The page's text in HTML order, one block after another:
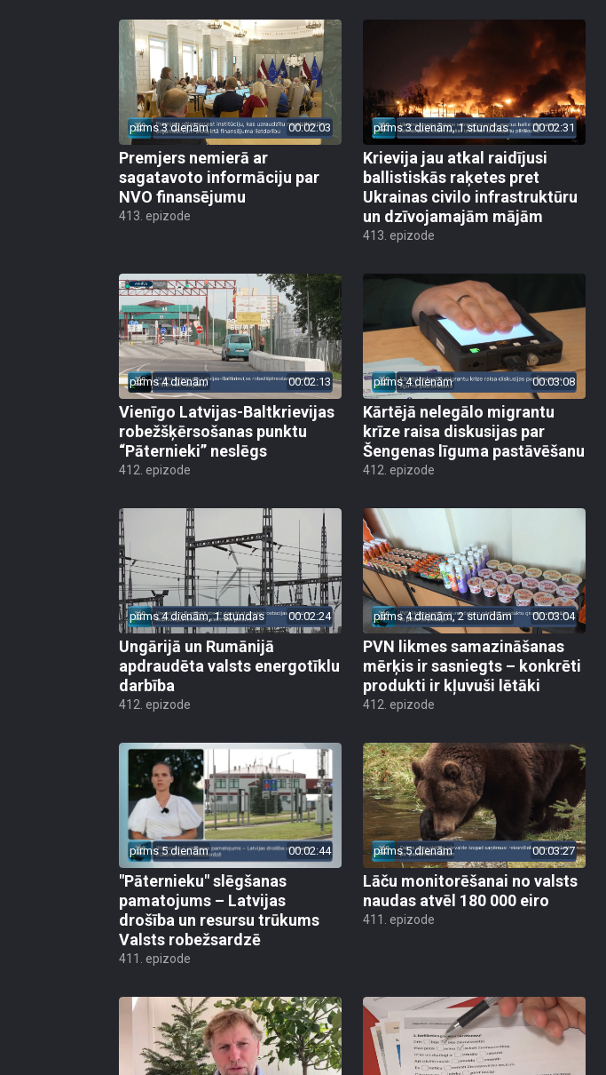
pirms 3 dienām 00:02:03
Premjers nemierā ar
sagatavoto informāciju par
NVO finansējumu
413. epizode
pirms 3 dienām, 1 stundas 00:02:31
Krievija jau atkal raidījusi
ballistiskās raķetes pret
Ukrainas civilo infrastruktūru
un dzīvojamajām mājām
413. epizode
pirms 4 dienām 00:02:13
Vienīgo Latvijas-Baltkrievijas
robežšķērsošanas punktu
“Pāternieki” neslēgs
412. epizode
pirms 4 dienām 00:03:08
Kārtējā nelegālo migrantu
krīze raisa diskusijas par
Šengenas līguma pastāvēšanu
412. epizode
pirms 4 dienām, 1 stundas 00:02:24
Ungārijā un Rumānijā
apdraudēta valsts energotīklu
darbība
412. epizode
pirms 4 dienām, 2 stundām 00:03:04
PVN likmes samazināšanas
mērķis ir sasniegts – konkrēti
produkti ir kļuvuši lētāki
412. epizode
pirms 5 dienām 00:02:44
"Pāternieku" slēgšanas
pamatojums – Latvijas
drošība un resursu trūkums
Valsts robežsardzē
411. epizode
pirms 5 dienām 00:03:27
Lāču monitorēšanai no valsts
naudas atvēl 180 000 eiro
411. epizode